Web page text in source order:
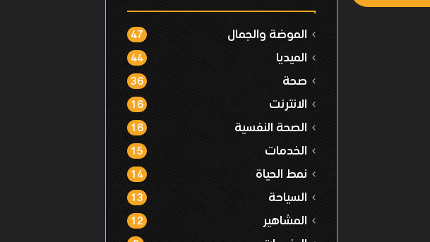
الموضة والجمال 47
الميديا 44
صحة 36
الانترنت 16
الصحة النفسية 16
الخدمات 15
نمط الحياة 14
السياحة 13
المشاهير 12